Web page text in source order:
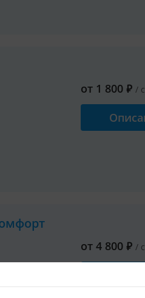
от 1 800 ₽ /
от 4 800 ₽ /